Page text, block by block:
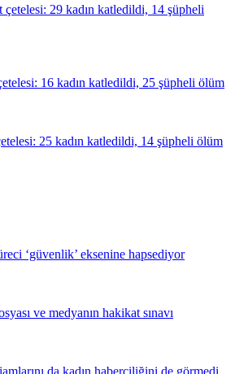
çetelesi: 29 kadın katledildi, 14 şüpheli
16 kadın katledildi, 25 şüpheli ölüm
25 kadın katledildi, 14 şüpheli ölüm
‘güvenlik’ eksenine hapsediyor
ve medyanın hakikat sınavı
da kadın haberciliğini de görmedi